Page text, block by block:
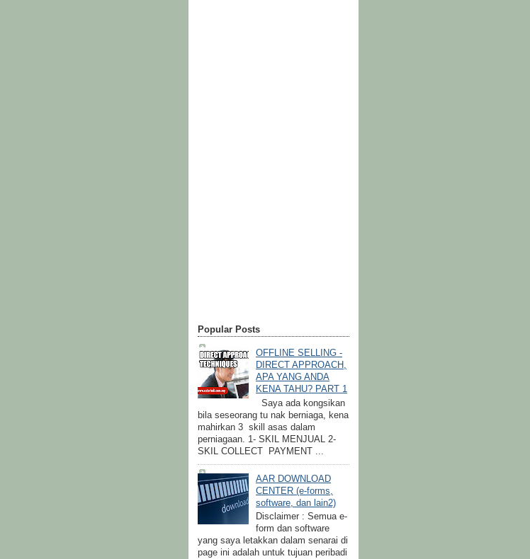
Popular Posts
OFFLINE SELLING -
DIRECT APPROACH,
APA YANG ANDA
KENA TAHU? PART 1
Saya ada kongsikan
bila seseorang tu nak berniaga, kena
mahirkan 3 skill asas dalam
perniagaan. 1- SKIL MENJUAL 2-
SKIL COLLECT PAYMENT ...
AAR DOWNLOAD
CENTER (e-forms,
software, dan lain2)
Disclaimer : Semua e-
form dan software
yang saya letakkan dalam senarai di
page ini adalah untuk tujuan peribadi